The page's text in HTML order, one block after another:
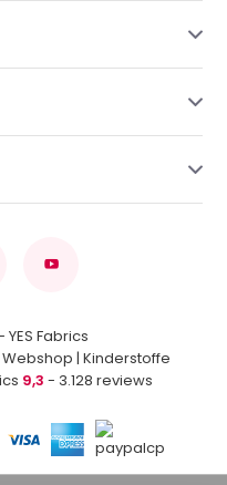
Fabrics
| Kinderstoffe
9,3 - 3.128 reviews